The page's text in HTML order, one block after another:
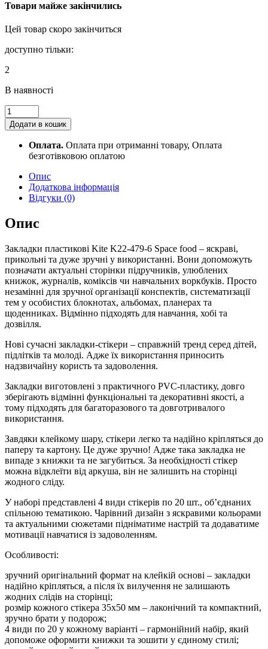
Товари майже закінчились
Цей товар скоро закінчиться
доступно тільки:
2
В наявності
Закладки
пластикові
4x20
Space
food
quantity
Додати в кошик
Оплата. Оплата при отриманні товару, Оплата
безготівковою оплатою
Опис
Додаткова інформація
Відгуки (0)
Опис
Закладки пластикові Kite K22-479-6 Space food – яскраві,
прикольні та дуже зручні у використанні. Вони допоможуть
позначати актуальні сторінки підручників, улюблених
книжок, журналів, коміксів чи навчальних воркбуків. Просто
незамінні для зручної організації конспектів, систематизації
тем у особистих блокнотах, альбомах, планерах та
щоденниках. Відмінно підходять для навчання, хобі та
дозвілля.
Нові сучасні закладки-стікери – справжній тренд серед дітей,
підлітків та молоді. Адже їх використання приносить
надзвичайну користь та задоволення.
Закладки виготовлені з практичного PVC-пластику, довго
зберігають відмінні функціональні та декоративні якості, а
тому підходять для багаторазового та довготривалого
використання.
Завдяки клейкому шару, стікери легко та надійно кріпляться до
паперу та картону. Це дуже зручно! Адже така закладка не
випаде з книжки та не загубиться. За необхідності стікер
можна відклеїти від аркуша, він не залишить на сторінці
жодного сліду.
У наборі представлені 4 види стікерів по 20 шт., об’єднаних
спільною тематикою. Чарівний дизайн з яскравими кольорами
та актуальними сюжетами підніматиме настрій та додаватиме
мотивації навчатися із задоволенням.
Особливості:
зручний оригінальний формат на клейкій основі – закладки
надійно кріпляться, а після їх вилучення не залишають
жодних слідів на сторінці;
розмір кожного стікера 35х50 мм – лаконічний та компактний,
зручно брати у подорож;
4 види по 20 у кожному варіанті – гармонійний набір, який
допоможе оформити книжки та зошити у єдиному стилі;